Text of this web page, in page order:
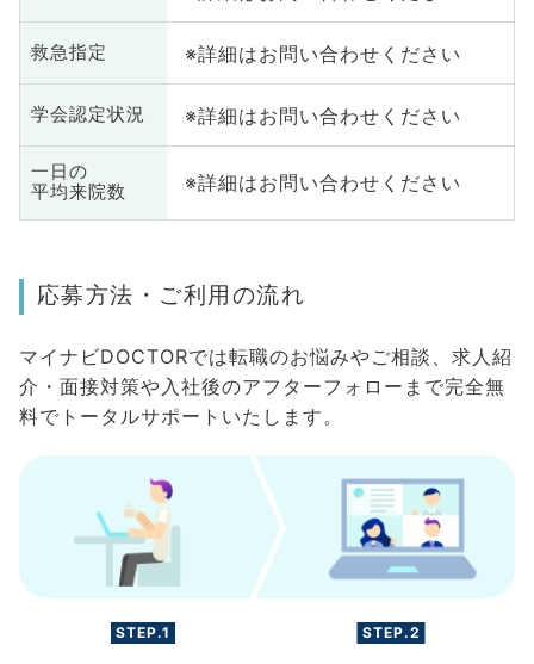
救急指定 ※詳細はお問い合わせください
学会認定状況 ※詳細はお問い合わせください
一日の
平均来院数
※詳細はお問い合わせください
応募方法・ご利用の流れ
マイナビDOCTORでは転職のお悩みやご相談、求人紹
介・面接対策や入社後のアフターフォローまで完全無
料でトータルサポートいたします。
STEP.1 STEP.2